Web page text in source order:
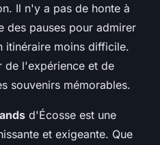
Il n'y a pas de honte à
des pauses pour admirer
itinéraire moins difficile.
de l'expérience et de
souvenirs mémorables.
d'Écosse est une
et exigeante. Que